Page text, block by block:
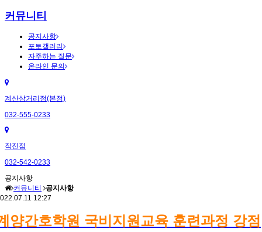
커뮤니티
공지사항
포토갤러리
자주하는 질문
온라인 문의
계산삼거리점(본점)
032-555-0233
작전점
032-542-0233
공지사항
커뮤니티
공지사항
12:27
양간호학원 국비지원교육 훈련과정 강점